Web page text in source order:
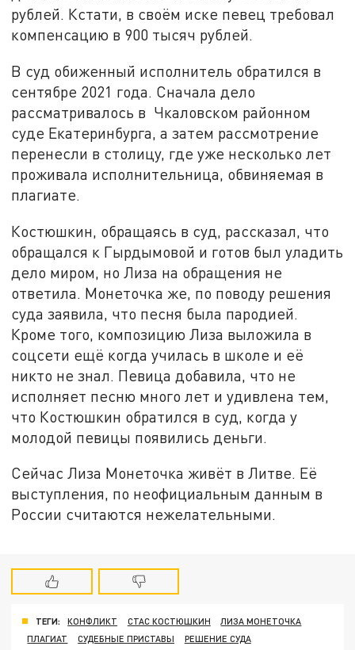
рублей. Кстати, в своём иске певец требовал
компенсацию в 900 тысяч рублей.
В суд обиженный исполнитель обратился в
сентябре 2021 года. Сначала дело
рассматривалось в Чкаловском районном
суде Екатеринбурга, а затем рассмотрение
перенесли в столицу, где уже несколько лет
проживала исполнительница, обвиняемая в
плагиате.
Костюшкин, обращаясь в суд, рассказал, что
обращался к Гырдымовой и готов был уладить
дело миром, но Лиза на обращения не
ответила. Монеточка же, по поводу решения
суда заявила, что песня была пародией.
Кроме того, композицию Лиза выложила в
соцсети ещё когда училась в школе и её
никто не знал. Певица добавила, что не
исполняет песню много лет и удивлена тем,
что Костюшкин обратился в суд, когда у
молодой певицы появились деньги.
Сейчас Лиза Монеточка живёт в Литве. Её
выступления, по неофициальным данным в
России считаются нежелательными.
ТЕГИ: КОНФЛИКТ СТАС КОСТЮШКИН
ЛИЗА МОНЕТОЧКА
ПЛАГИАТ
СУДЕБНЫЕ ПРИСТАВЫ РЕШЕНИЕ СУДА